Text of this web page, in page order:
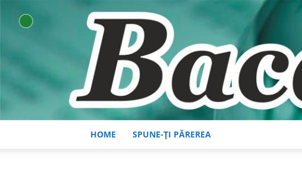
HOME SPUNE-ȚI PĂREREA